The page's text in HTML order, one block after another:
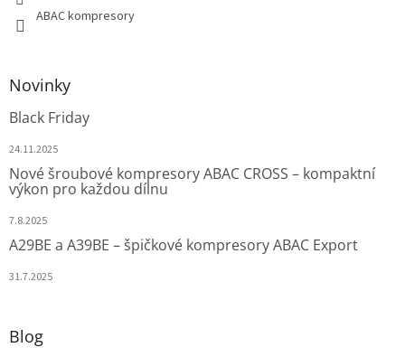
ABAC kompresory
Novinky
Black Friday
24.11.2025
Nové šroubové kompresory ABAC CROSS – kompaktní
výkon pro každou dílnu
7.8.2025
A29BE a A39BE – špičkové kompresory ABAC Export
31.7.2025
Blog